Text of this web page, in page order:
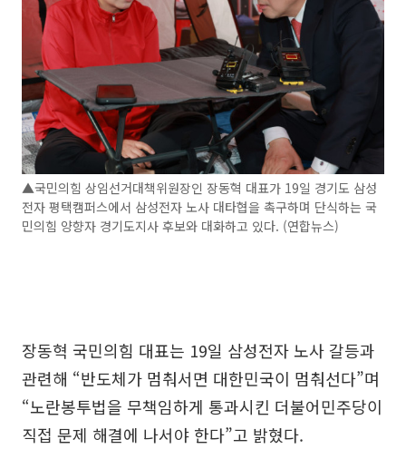
▲국민의힘 상임선거대책위원장인 장동혁 대표가 19일 경기도 삼성
전자 평택캠퍼스에서 삼성전자 노사 대타협을 촉구하며 단식하는 국
민의힘 양향자 경기도지사 후보와 대화하고 있다. (연합뉴스)
장동혁 국민의힘 대표는 19일 삼성전자 노사 갈등과
관련해 “반도체가 멈춰서면 대한민국이 멈춰선다”며
“노란봉투법을 무책임하게 통과시킨 더불어민주당이
직접 문제 해결에 나서야 한다”고 밝혔다.